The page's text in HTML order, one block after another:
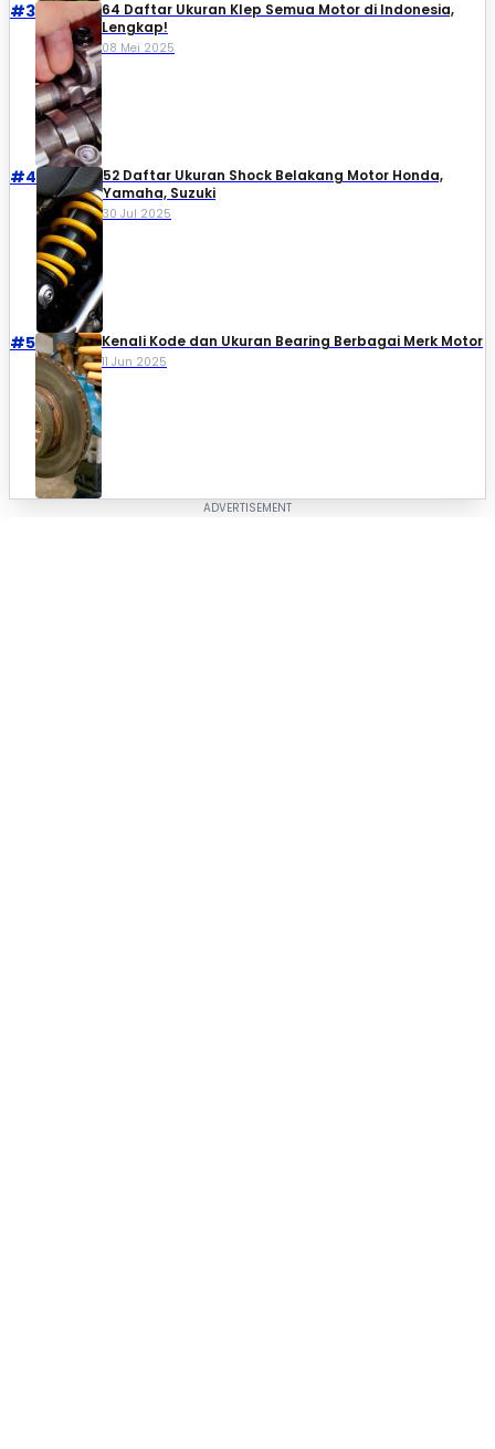
#3
64 Daftar Ukuran Klep Semua Motor di Indonesia,
Lengkap!
08 Mei 2025
#4
52 Daftar Ukuran Shock Belakang Motor Honda,
Yamaha, Suzuki​
30 Jul 2025
#5 Kenali Kode dan Ukuran Bearing Berbagai Merk Motor
11 Jun 2025